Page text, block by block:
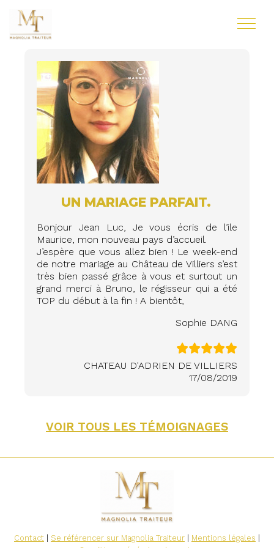
UN MARIAGE PARFAIT.
Bonjour Jean Luc, Je vous écris de l’ile
Maurice, mon nouveau pays d’accueil.
J’espère que vous allez bien ! Le week-end
de notre mariage au Château de Villiers s’est
très bien passé grâce à vous et surtout un
grand merci à Bruno, le régisseur qui a été
TOP du début à la fin ! A bientôt,
Sophie DANG
CHATEAU D'ADRIEN DE VILLIERS
17/08/2019
VOIR TOUS LES TÉMOIGNAGES
Contact Se référencer sur Magnolia Traiteur Mentions légales